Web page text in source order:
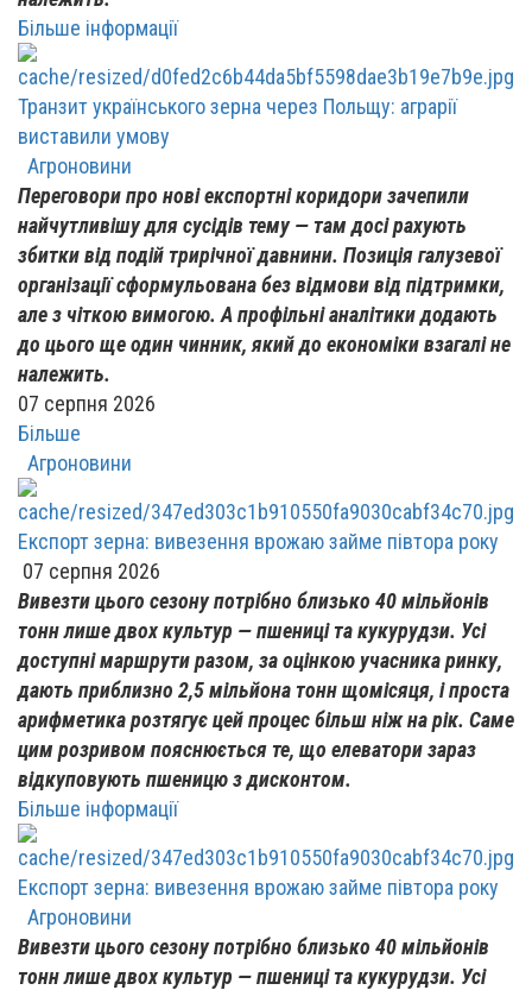
Більше інформації
Транзит українського зерна через Польщу: аграрії
виставили умову
Агроновини
Переговори про нові експортні коридори зачепили
найчутливішу для сусідів тему — там досі рахують
збитки від подій трирічної давнини. Позиція галузевої
організації сформульована без відмови від підтримки,
але з чіткою вимогою. А профільні аналітики додають
до цього ще один чинник, який до економіки взагалі не
належить.
07 серпня 2026
Більше
Агроновини
Експорт зерна: вивезення врожаю займе півтора року
07 серпня 2026
Вивезти цього сезону потрібно близько 40 мільйонів
тонн лише двох культур — пшениці та кукурудзи. Усі
доступні маршрути разом, за оцінкою учасника ринку,
дають приблизно 2,5 мільйона тонн щомісяця, і проста
арифметика розтягує цей процес більш ніж на рік. Саме
цим розривом пояснюється те, що елеватори зараз
відкуповують пшеницю з дисконтом.
Більше інформації
Експорт зерна: вивезення врожаю займе півтора року
Агроновини
Вивезти цього сезону потрібно близько 40 мільйонів
тонн лише двох культур — пшениці та кукурудзи. Усі